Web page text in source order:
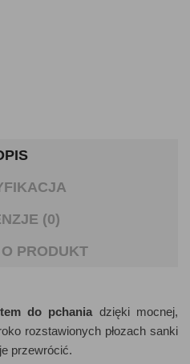
(0)
PRODUKT
do pchaniadzięki mocnej,
rozstawionych płozach sanki
przewrócić.